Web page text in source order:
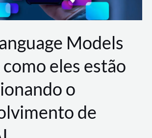
Models
eles estão
o
de